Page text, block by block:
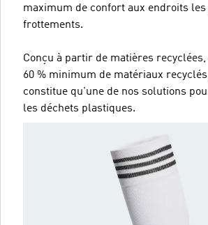
maximum de confort aux endroits
frottements.
Conçu à partir de matières
60 % minimum de matériaux
constitue qu'une de nos solutions
les déchets plastiques.